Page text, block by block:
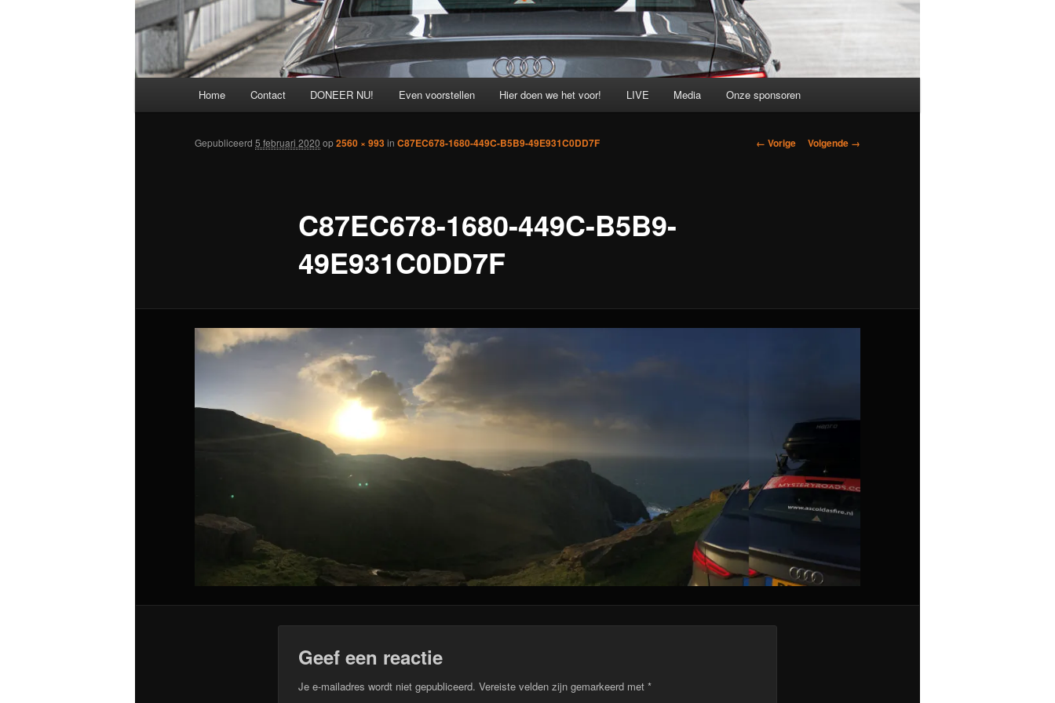
Home Contact DONEER NU! Even voorstellen Hier doen we het voor! LIVE Media Onze sponsoren
Afbeeldingsnavigatie
← Vorige Volgende →
C87EC678-1680-449C-B5B9-
49E931C0DD7F
Gepubliceerd 5 februari 2020 op2560 × 993in C87EC678-1680-449C-B5B9-49E931C0DD7F
Geef een reactie
Je e-mailadres wordt niet gepubliceerd. Vereiste velden zijn gemarkeerd met *